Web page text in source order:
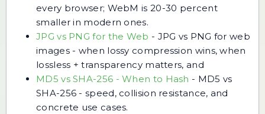
every browser; WebM is 20-30 percent
smaller in modern ones.
JPG vs PNG for the Web - JPG vs PNG for web
images - when lossy compression wins, when
lossless + transparency matters, and
MD5 vs SHA-256 - When to Hash - MD5 vs
SHA-256 - speed, collision resistance, and
concrete use cases.